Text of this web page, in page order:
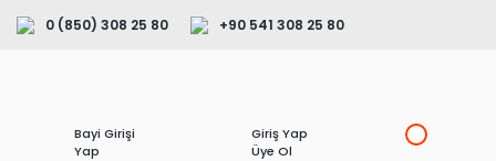
0 (850) 308 25 80 +90 541 308 25 80
Bayi Girişi
Yap
Giriş Yap
Üye Ol